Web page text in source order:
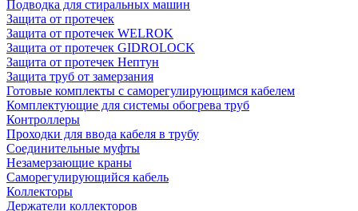
Подводка для стиральных машин
Защита от протечек
Защита от протечек WELROK
Защита от протечек GIDROLOCK
Защита от протечек Нептун
Защита труб от замерзания
Готовые комплекты с саморегулирующимся кабелем
Комплектующие для системы обогрева труб
Контроллеры
Проходки для ввода кабеля в трубу
Соединительные муфты
Незамерзающие краны
Саморегулирующийся кабель
Коллекторы
Держатели коллекторов